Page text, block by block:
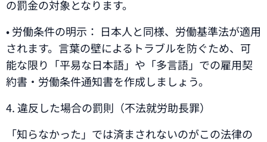
の罰金の対象となります。
• 労働条件の明示： 日本人と同様、労働基準法が適用
されます。言葉の壁によるトラブルを防ぐため、可
能な限り「平易な日本語」や「多言語」での雇用契
約書・労働条件通知書を作成しましょう。
4. 違反した場合の罰則（不法就労助長罪）
「知らなかった」では済まされないのがこの法律の